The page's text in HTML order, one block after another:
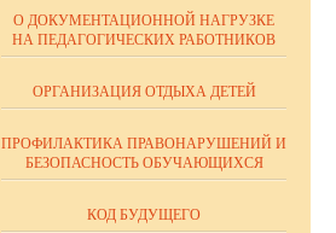
О ДОКУМЕНТАЦИОННОЙ НАГРУЗКЕ
НА ПЕДАГОГИЧЕСКИХ РАБОТНИКОВ
ОРГАНИЗАЦИЯ ОТДЫХА ДЕТЕЙ
ПРОФИЛАКТИКА ПРАВОНАРУШЕНИЙ И
БЕЗОПАСНОСТЬ ОБУЧАЮЩИХСЯ
КОД БУДУЩЕГО